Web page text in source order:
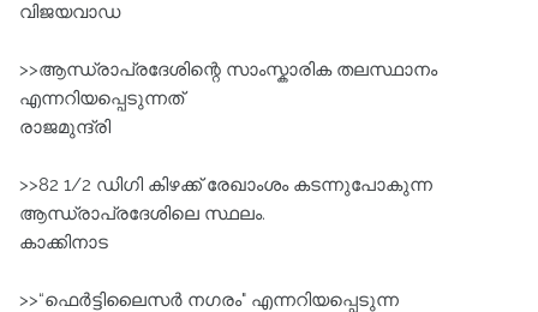
വിജയവാഡ
>>ആന്ധ്രാപ്രദേശിന്റെ സാംസ്കാരിക തലസ്ഥാനം
എന്നറിയപ്പെടുന്നത്
രാജമുന്ദ്രി
>>82 1/2 ഡിഗി കിഴക്ക്‌ രേഖാംശം കടന്നുപോകുന്ന
ആന്ധ്രാപ്രദേശിലെ സ്ഥലം.
കാക്കിനാട
>>“ഫെര്‍ട്ടിലൈസര്‍ നഗരം" എന്നറിയപ്പെടുന്ന